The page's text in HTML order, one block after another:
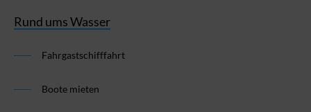
Rund ums Wasser
Fahrgastschifffahrt
Boote mieten